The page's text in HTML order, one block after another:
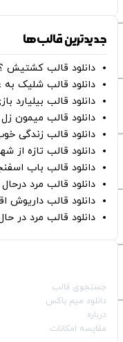
جدیدترین قالب‌ها
دانلود قالب کشتیش
دانلود قالب شلیک
دانلود قالب بیلیارد
دانلود قالب میمون زل
دانلود قالب زندگی
دانلود قالب تازه از
دانلود قالب باب
دانلود قالب مرد
دانلود قالب داریوش
دانلود قالب مرد در
جستجوی قالب
دانلود میم باکس
درباره
مقایسه امکانات